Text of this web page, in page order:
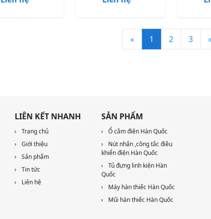
« 1 2 3
LIÊN KẾT NHANH
Trang chủ
Giới thiệu
Sản phẩm
Tin tức
Liên hệ
SẢN PHẨM
Ổ cắm điện Hàn Quốc
Nút nhấn ,công tắc điều
khiển điện Hàn Quốc
Tủ đựng linh kiện Hàn
Quốc
Máy hàn thiếc Hàn Quốc
Mũi hàn thiếc Hàn Quốc